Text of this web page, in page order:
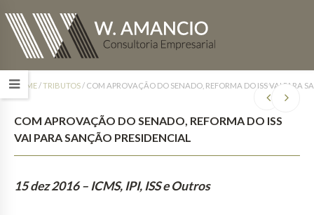
HOME/TRIBUTOS/ COM APROVAÇÃO DO SENADO, REFORMA DO ISS VAI PARA
COM APROVAÇÃO DO SENADO, REFORMA DO ISS
VAI PARA SANÇÃO PRESIDENCIAL
15 dez 2016 – ICMS, IPI, ISS e Outros